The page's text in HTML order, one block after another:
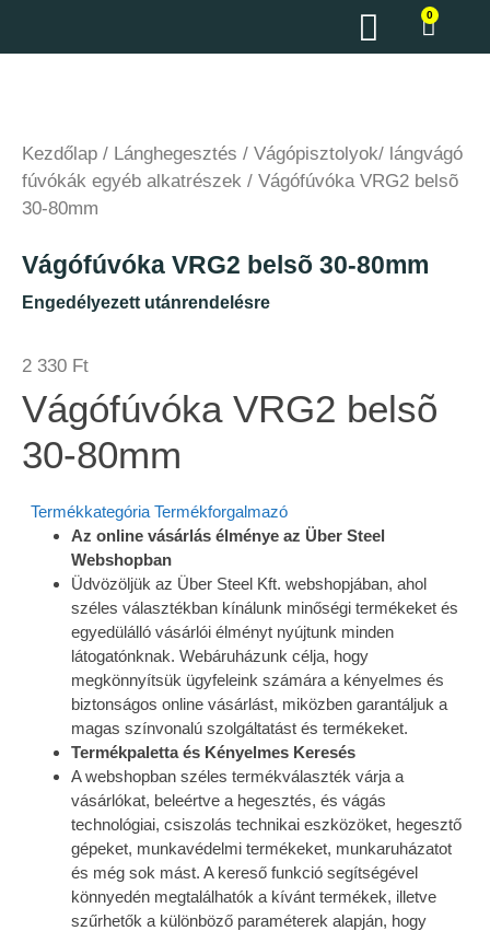
0
Kezdőlap / Lánghegesztés / Vágópisztolyok/ lángvágó
fúvókák egyéb alkatrészek / Vágófúvóka VRG2 belsõ
30-80mm
Vágófúvóka VRG2 belsõ 30-80mm
Engedélyezett utánrendelésre
2 330 Ft
Vágófúvóka VRG2 belsõ
30-80mm
Termékkategória Termékforgalmazó
Az online vásárlás élménye az Über Steel
Webshopban
Üdvözöljük az Über Steel Kft. webshopjában, ahol
széles választékban kínálunk minőségi termékeket és
egyedülálló vásárlói élményt nyújtunk minden
látogatónknak. Webáruházunk célja, hogy
megkönnyítsük ügyfeleink számára a kényelmes és
biztonságos online vásárlást, miközben garantáljuk a
magas színvonalú szolgáltatást és termékeket.
Termékpaletta és Kényelmes Keresés
A webshopban széles termékválaszték várja a
vásárlókat, beleértve a hegesztés, és vágás
technológiai, csiszolás technikai eszközöket, hegesztő
gépeket, munkavédelmi termékeket, munkaruházatot
és még sok mást. A kereső funkció segítségével
könnyedén megtalálhatók a kívánt termékek, illetve
szűrhetők a különböző paraméterek alapján, hogy